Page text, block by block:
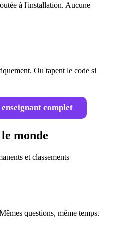
à l'installation. Aucune
Ou tapent le code si
complet
monde
et classements
questions, même temps.